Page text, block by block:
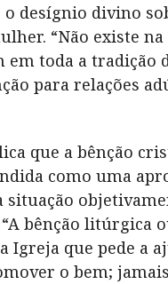
desígnio divino
“Não existe na
em toda a tradição
para relações
que a bênção
como uma
situação
bênção litúrgica
Igreja que pede a
o bem;